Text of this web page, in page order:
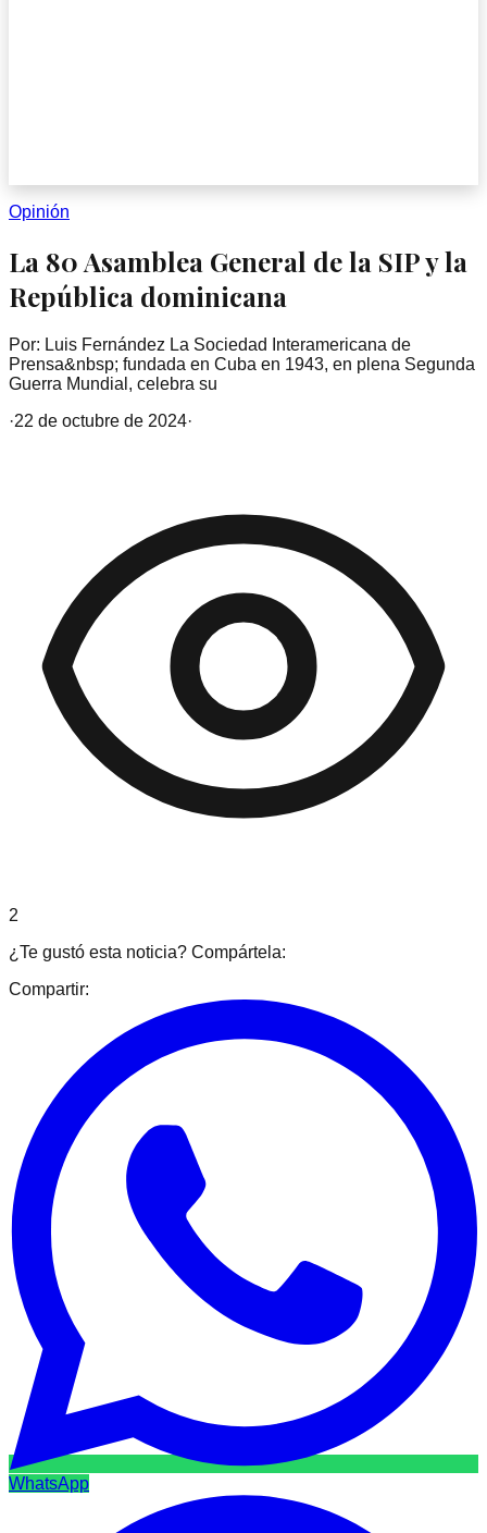
Opinión
La 80 Asamblea General de la SIP y la
República dominicana
Por: Luis Fernández La Sociedad Interamericana de
Prensa&nbsp; fundada en Cuba en 1943, en plena Segunda
Guerra Mundial, celebra su
·22 de octubre de 2024·
2
¿Te gustó esta noticia? Compártela:
Compartir:
WhatsApp